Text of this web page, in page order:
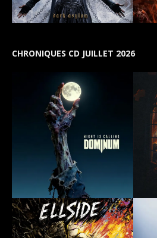
CHRONIQUES CD JUILLET 2026